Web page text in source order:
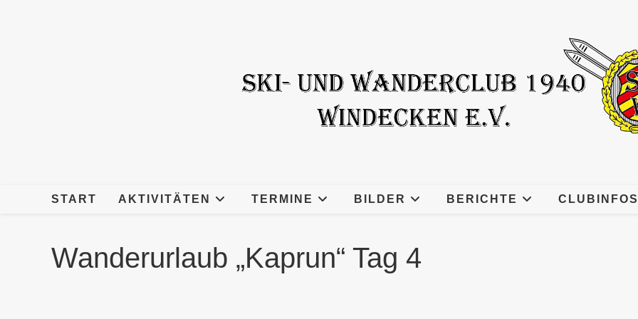
START AKTIVITÄTEN TERMINE BILDER BERICHTE CLUBINFOS
Wanderurlaub „Kaprun“ Tag 4